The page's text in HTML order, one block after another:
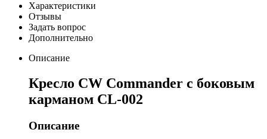
Характеристики
Отзывы
Задать вопрос
Дополнительно
Описание
Кресло CW Commander с боковым
карманом CL-002
Описание